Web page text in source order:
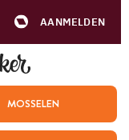
AANMELDEN
MOSSELEN